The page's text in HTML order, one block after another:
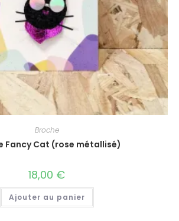
Broche
Fancy Cat (rose métallisé)
18,00 €
Ajouter au panier